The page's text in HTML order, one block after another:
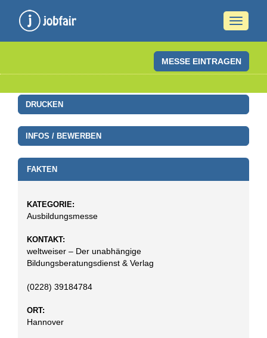
MESSE EINTRAGEN
DRUCKEN
INFOS / BEWERBEN
FAKTEN
KATEGORIE:
Ausbildungsmesse
KONTAKT:
weltweiser – Der unabhängige
Bildungsberatungsdienst & Verlag
(0228) 39184784
ORT:
Hannover